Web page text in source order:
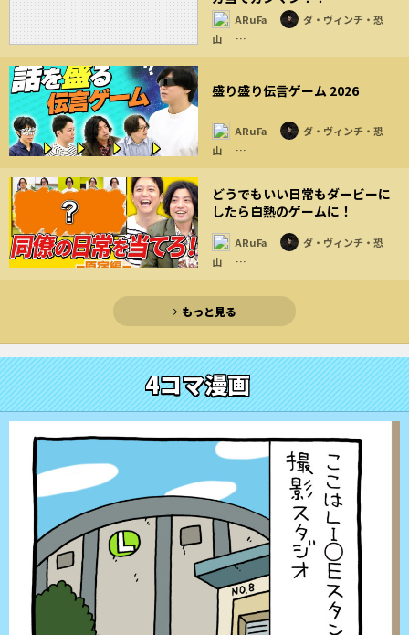
ARuFa
ダ・ヴィンチ・恐
山
…
盛り盛り伝言ゲーム 2026
ARuFa
ダ・ヴィンチ・恐
山
…
どうでもいい日常もダービーに
したら白熱のゲームに！
ARuFa
ダ・ヴィンチ・恐
山
…
もっと見る
4コマ漫画